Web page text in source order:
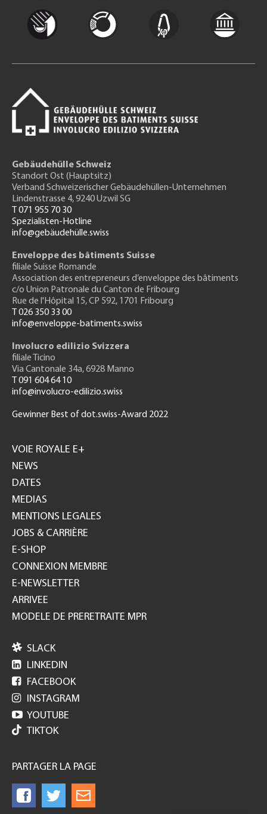
Gebäudehülle Schweiz
Standort Ost (Hauptsitz)
Verband Schweizerischer Gebäudehüllen-Unternehmen
Lindenstrasse 4, 9240 Uzwil SG
T 071 955 70 30
Spezialisten-Hotline
info@gebäudehülle.swiss
Enveloppe des bâtiments Suisse
filiale Suisse Romande
Association des entrepreneurs d’enveloppe des bâtiments
c/o Union Patronale du Canton de Fribourg
Rue de l'Hôpital 15, CP 592, 1701 Fribourg
T 026 350 33 00
info@enveloppe-batiments.swiss
Involucro edilizio Svizzera
filiale Ticino
Via Cantonale 34a, 6928 Manno
T 091 604 64 10
info@involucro-edilizio.swiss
Gewinner Best of dot.swiss-Award 2022
GH
VOIE ROYALE E+
NEWS
DATES
MEDIAS
MENTIONS LEGALES
JOBS & CARRIÈRE
E-SHOP
CONNEXION MEMBRE
E-NEWSLETTER
ARRIVEE
MODELE DE PRERETRAITE MPR
 SLACK
 LINKEDIN
 FACEBOOK
 INSTAGRAM
 YOUTUBE
TIKTOK
PARTAGER LA PAGE